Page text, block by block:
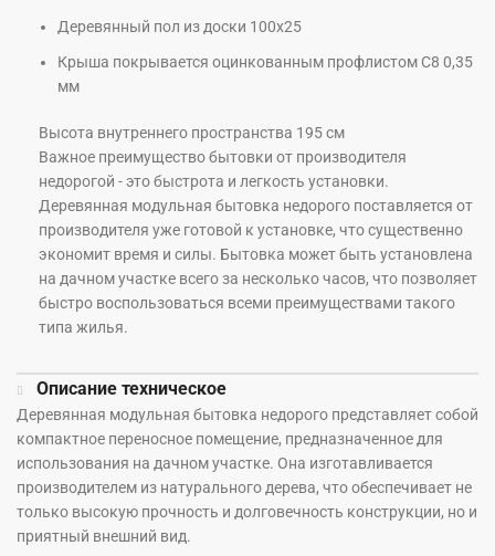
Деревянный пол из доски 100х25
Крыша покрывается оцинкованным профлистом С8 0,35
мм
Высота внутреннего пространства 195 см
Важное преимущество бытовки от производителя
недорогой - это быстрота и легкость установки.
Деревянная модульная бытовка недорого поставляется от
производителя уже готовой к установке, что существенно
экономит время и силы. Бытовка может быть установлена
на дачном участке всего за несколько часов, что позволяет
быстро воспользоваться всеми преимуществами такого
типа жилья.
Описание техническое
Деревянная модульная бытовка недорого представляет собой
компактное переносное помещение, предназначенное для
использования на дачном участке. Она изготавливается
производителем из натурального дерева, что обеспечивает не
только высокую прочность и долговечность конструкции, но и
приятный внешний вид.